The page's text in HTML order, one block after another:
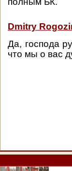
Dmitry
Да, господа
что мы о вас